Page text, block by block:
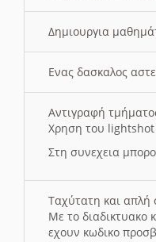
Δημιουργια
Ενας δασκαλος
Αντιγραφή
Χρηση του lightshot
Στη συνεχεια
Ταχύτατη και απλή
Με το διαδικτυακο
εχουν κωδικο